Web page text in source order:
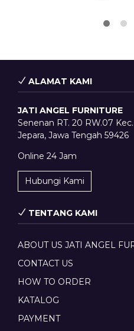
ALAMAT KAMI
JATI ANGEL FURNITURE
Senenan RT. 20 RW.07
Jepara, Jawa Tengah 59426
Online 24 Jam
Hubungi Kami
TENTANG KAMI
ABOUT US JATI ANGEL
CONTACT US
HOW TO ORDER
KATALOG
PAYMENT